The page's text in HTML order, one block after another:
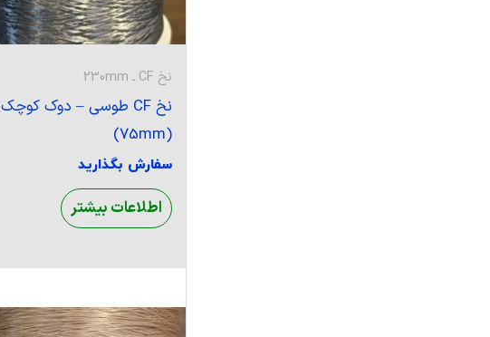
نخ CF ـ 230mm
نخ CF طوسی – دوک کوچک
(75mm)
سفارش بگذارید
اطلاعات بیشتر